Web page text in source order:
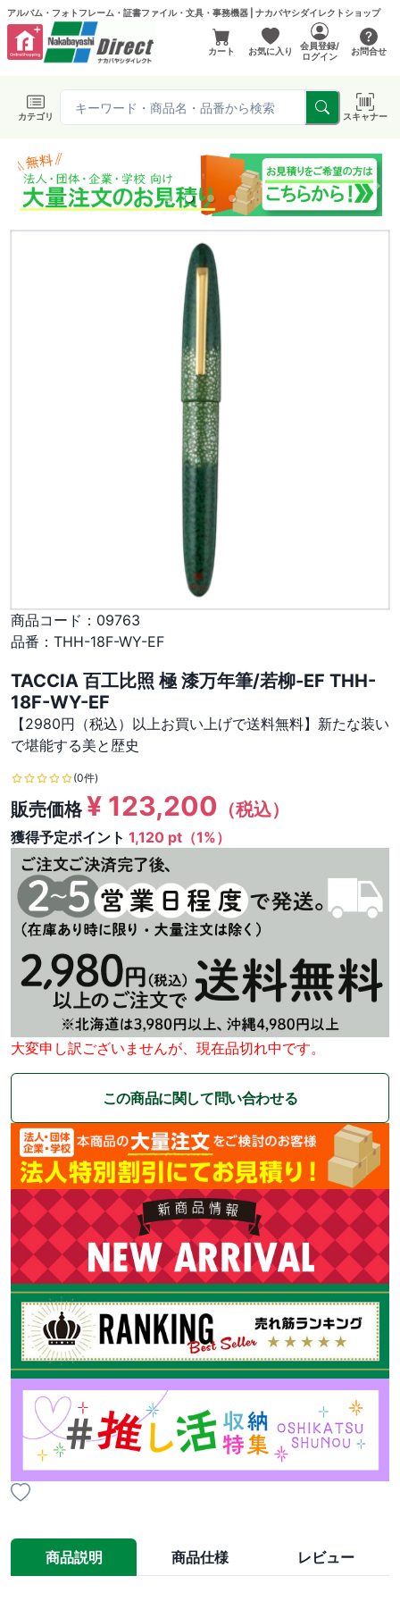
アルバム・フォトフレーム・証書ファイル・文具・事務機器 | ナカバヤシダイレクトショップ
カート お気に入り
会員登録/
ログイン
お問合せ
カテゴリ スキャナー
商品コード： 09763
品番： THH-18F-WY-EF
TACCIA 百工比照 極 漆万年筆/若柳-EF THH-
18F-WY-EF
【2980円（税込）以上お買い上げで送料無料】新たな装い
で堪能する美と歴史
(0件)
販売価格¥ 123,200 （税込）
獲得予定ポイント 1,120 pt（1%）
大変申し訳ございませんが、現在品切れ中です。
この商品に関して問い合わせる
商品説明 商品仕様 レビュー